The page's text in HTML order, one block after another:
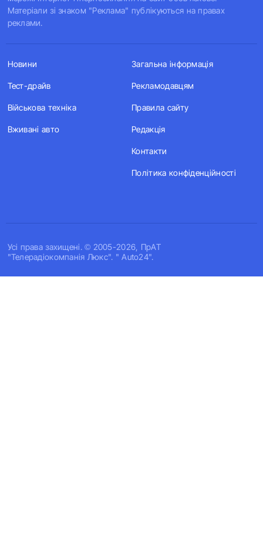
Матеріали зі знаком "Реклама" публікуються на правах
реклами.
Усi права захищенi. © 2005-2026, ПрАТ
"Телерадіокомпанія Люкс". " Auto24".
Новини
Тест-драйв
Військова техніка
Вживані авто
Загальна інформація
Рекламодавцям
Правила сайту
Редакція
Контакти
Політика конфіденційності